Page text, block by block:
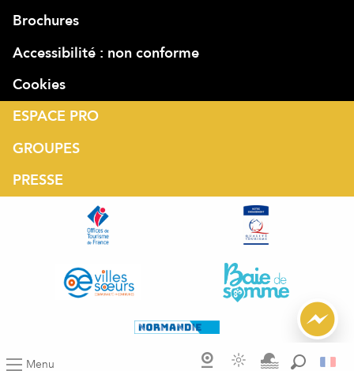
Menu
Brochures
Accessibilité : non conforme
Cookies
ESPACE PRO
GROUPES
PRESSE